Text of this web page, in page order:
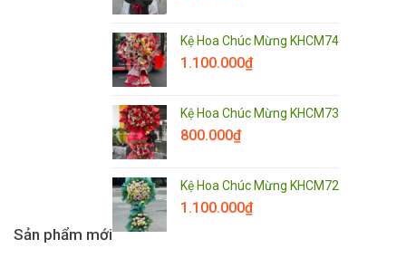
Sản phẩm mới
Kệ Hoa Chúc Mừng KHCM74
1.100.000₫
Kệ Hoa Chúc Mừng KHCM73
800.000₫
Kệ Hoa Chúc Mừng KHCM72
1.100.000₫